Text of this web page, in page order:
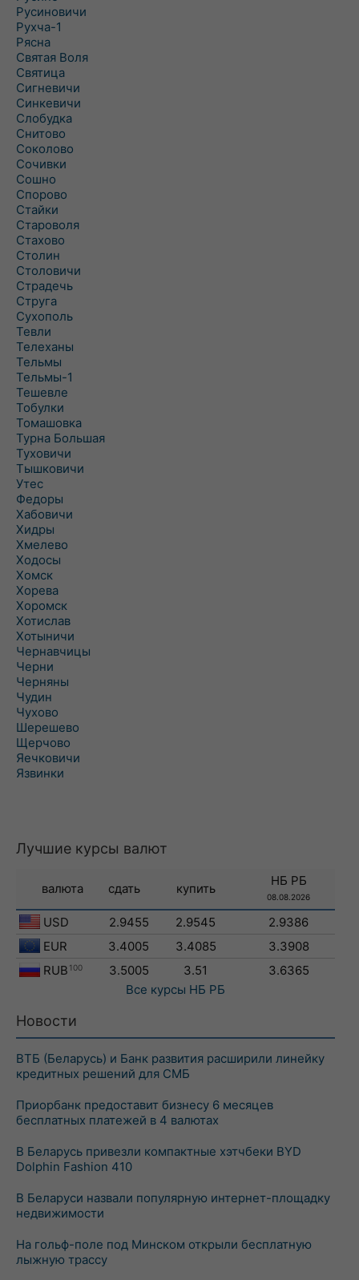
Русиновичи
Рухча-1
Рясна
Святая Воля
Святица
Сигневичи
Синкевичи
Слобудка
Снитово
Соколово
Сочивки
Сошно
Спорово
Стайки
Староволя
Стахово
Столин
Столовичи
Страдечь
Струга
Сухополь
Тевли
Телеханы
Тельмы
Тельмы-1
Тешевле
Тобулки
Томашовка
Турна Большая
Туховичи
Тышковичи
Утес
Федоры
Хабовичи
Хидры
Хмелево
Ходосы
Хомск
Хорева
Хоромск
Хотислав
Хотыничи
Чернавчицы
Черни
Черняны
Чудин
Чухово
Шерешево
Щерчово
Яечковичи
Язвинки
Лучшие курсы валют
валюта сдать купить
НБ РБ
08.08.2026
USD 2.9455 2.9545
2.9386
EUR
3.4005 3.4085
3.3908
RUB 100 3.5005 3.51
3.6365
Все курсы НБ РБ
Новости
ВТБ (Беларусь) и Банк развития расширили линейку
кредитных решений для СМБ
Приорбанк предоставит бизнесу 6 месяцев
бесплатных платежей в 4 валютах
В Беларусь привезли компактные хэтчбеки BYD
Dolphin Fashion 410
В Беларуси назвали популярную интернет-площадку
недвижимости
На гольф-поле под Минском открыли бесплатную
лыжную трассу